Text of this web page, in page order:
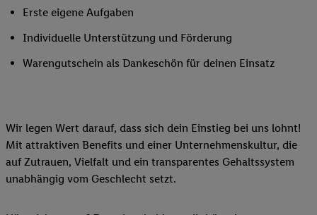
Erste eigene Aufgaben
Individuelle Unterstützung und Förderung
Warengutschein als Dankeschön für deinen Einsatz
Wir legen Wert darauf, dass sich dein Einstieg bei uns lohnt!
Mit attraktiven Benefits und einer Unternehmenskultur, die
auf Zutrauen, Vielfalt und ein transparentes Gehaltssystem
unabhängig vom Geschlecht setzt.